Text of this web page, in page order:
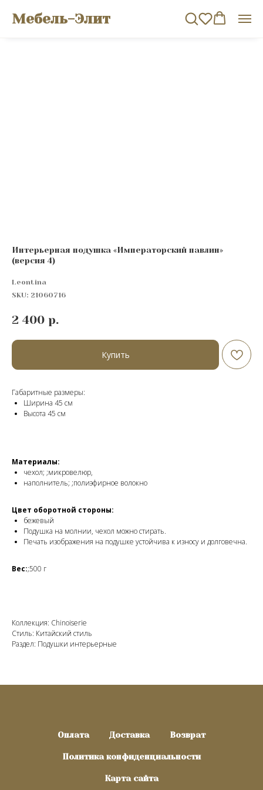
Мебель-Элит
Интерьерная подушка «Императорский павлин»
(версия 4)
Leontina
SKU: 21060716
2 400 р.
Купить
Габаритные размеры:
Ширина 45 см
Высота 45 см
Материалы:
чехол; ;микровелюр,
наполнитель; ;полиэфирное волокно
Цвет оборотной стороны:
бежевый
Подушка на молнии, чехол можно стирать.
Печать изображения на подушке устойчива к износу и долговечна.
Вес:;500 г
Коллекция: Chinoiserie
Стиль: Китайский стиль
Раздел: Подушки интерьерные
Оплата Доставка Возврат
Политика конфиденциальности
Карта сайта